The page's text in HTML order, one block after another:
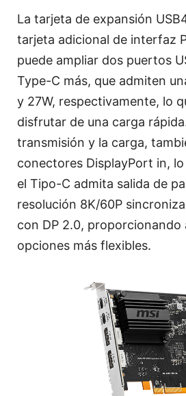
La tarjeta de expansión
tarjeta adicional de interfaz
puede ampliar dos puertos
Type-C más, que admiten
y 27W, respectivamente, lo
disfrutar de una carga
transmisión y la carga,
conectores DisplayPort in,
el Tipo-C admita salida de
resolución 8K/60P
con DP 2.0, proporcionando
opciones más flexibles.